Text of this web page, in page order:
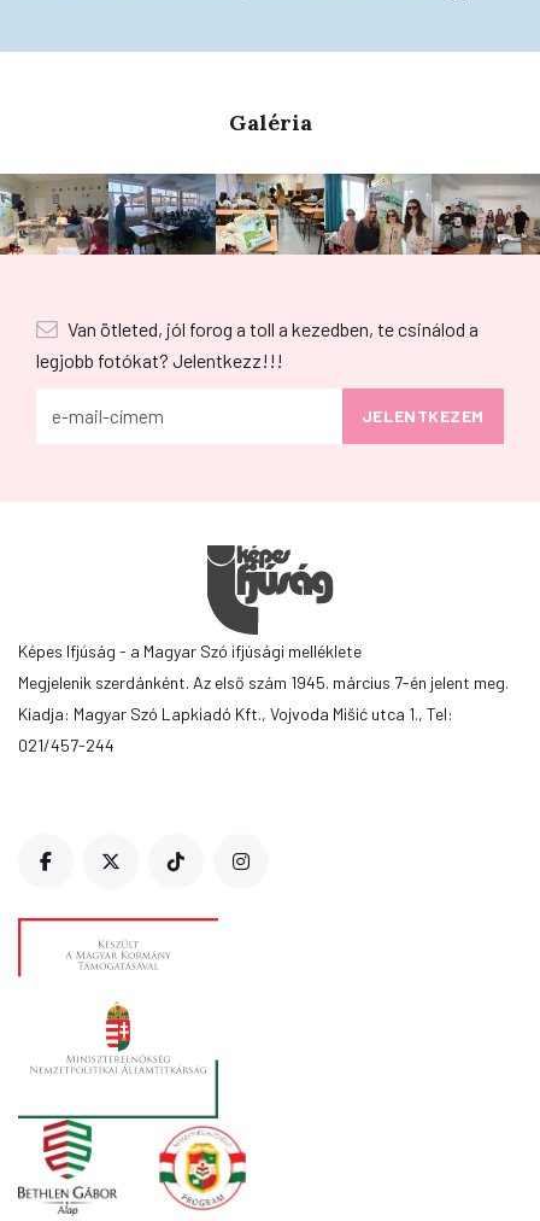
Galéria
Van ötleted, jól forog a toll a kezedben, te csinálod a
legjobb fotókat? Jelentkezz!!!
Képes Ifjúság - a Magyar Szó ifjúsági melléklete
Megjelenik szerdánként. Az első szám 1945. március 7-én jelent meg.
Kiadja: Magyar Szó Lapkiadó Kft., Vojvoda Mišić utca 1., Tel:
021/457-244